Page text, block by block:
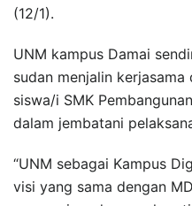
(12/1).
UNM kampus Damai
sudan menjalin
siswa/i SMK
dalam jembatani
“UNM sebagai Kampus
visi yang sama dengan